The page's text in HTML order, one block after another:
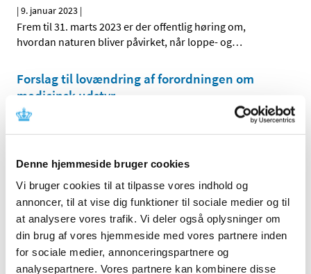
Denne hjemmeside bruger cookies
Vi bruger cookies til at tilpasse vores indhold og
annoncer, til at vise dig funktioner til sociale medier og til
at analysere vores trafik. Vi deler også oplysninger om
din brug af vores hjemmeside med vores partnere inden
for sociale medier, annonceringspartnere og
analysepartnere. Vores partnere kan kombinere disse
|9. januar 2023 |
Frem til 31. marts 2023 er der offentlig høring om,
hvordan naturen bliver påvirket, når loppe- og…
Forslag til lovændring af forordningen om
medicinsk udstyr
|6. januar 2023
EU Kommissionen har i dag vedtaget et forslag til en
Lægemiddelstyrelsens whistleblowerordning i
perioden 17. december 2021 til 31. december
2022 (offentlighedsordning)
|5. januar 2023|
Det følger af whistleblowerloven, at myndigheder
omfattet af reglerne om aktindsigt i offentlighedsloven…